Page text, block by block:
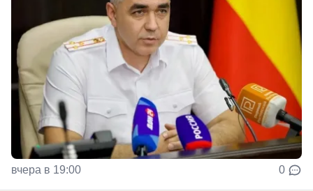
вчера в 19:00 0